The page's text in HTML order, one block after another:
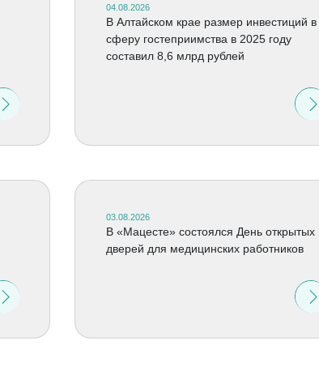
04.08.2026
В Алтайском крае размер инвестиций в
сферу гостеприимства в 2025 году
составил 8,6 млрд рублей
03.08.2026
В «Мацесте» состоялся День открытых
дверей для медицинских работников